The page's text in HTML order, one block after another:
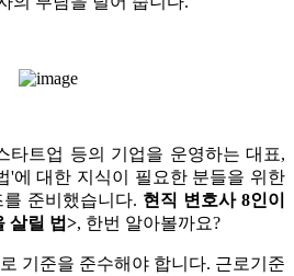
타트업 등의 기업을 운영하는 대표,
'에 대한 지식이 필요한 분들을 위한
준비했습니다. 현직 변호사 8인이
살릴 법>, 한번 알아볼까요?
기준을 준수해야 합니다. 근로기준